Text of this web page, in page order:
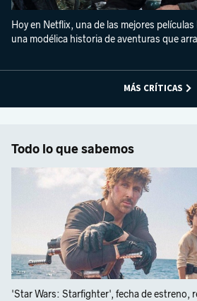
Hoy en Netflix, una de las mejores
una modélica historia de aventuras que
MÁS CRÍTICAS
Todo lo que sabemos
'Star Wars: Starfighter', fecha de estreno,